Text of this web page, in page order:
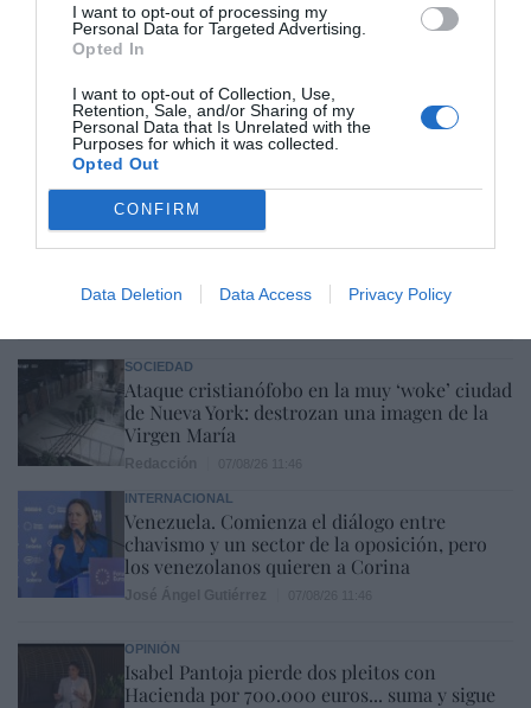
I want to opt-out of processing my
Personal Data for Targeted Advertising.
Opted In
I want to opt-out of Collection, Use,
Retention, Sale, and/or Sharing of my
Personal Data that Is Unrelated with the
Purposes for which it was collected.
Opted Out
CONFIRM
Data Deletion Data Access Privacy Policy
Hoy destacamos
ECONOMÍA
BBVA. Torres no se ha atrevido a acabar con
exige que le nombre CEO... y exhibe músculo
SOCIEDAD
Ataque cristianófobo en la muy ‘woke’ ciudad
de Nueva York: destrozan una imagen de la
Virgen María
INTERNACIONAL
Venezuela. Comienza el diálogo entre
chavismo y un sector de la oposición, pero
los venezolanos quieren a Corina
OPINIÓN
Isabel Pantoja pierde dos pleitos con
Hacienda por 700.000 euros... suma y sigue